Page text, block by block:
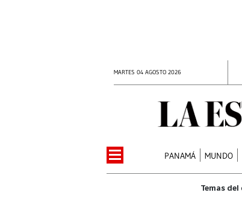
MARTES 04 AGOSTO 2026
PANAMÁ MUNDO